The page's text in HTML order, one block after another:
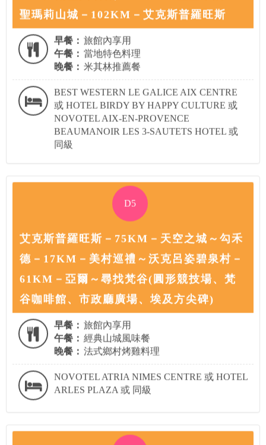
聖瑪莉山城－102KM－艾克斯普羅旺斯
早餐： 旅館內享用
午餐： 當地特色料理
晚餐： 米其林推薦餐
BEST WESTERN LE GALICE AIX CENTRE
或 HOTEL BIRDY BY HAPPY CULTURE 或
NOVOTEL AIX-EN-PROVENCE
BEAUMANOIR LES 3-SAUTETS HOTEL 或
同級
D5
艾克斯普羅旺斯－75KM－天空之城～勾禾
德－17KM－美村巡禮～沃克呂姿碧泉村－
61KM－亞爾～尋找梵谷(圓形競技場、梵
谷咖啡館、市政廳廣場、埃及方尖碑)
早餐： 旅館內享用
午餐： 經典山城風味餐
晚餐： 法式鄉村烤雞料理
NOVOTEL ATRIA NIMES CENTRE 或 HOTEL
ARLES PLAZA 或 同級